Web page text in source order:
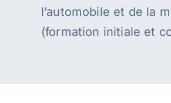
l’automobile et de la
(formation initiale et